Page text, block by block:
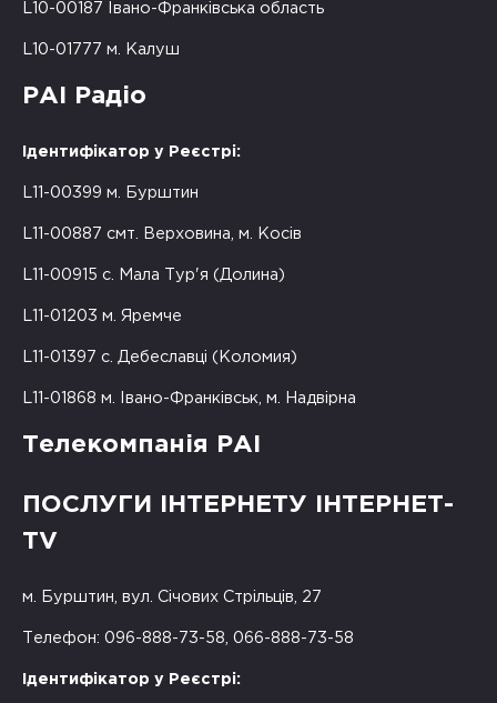
L10-00187 Івано-Франківська область
L10-01777 м. Калуш
РАІ Радіо
Ідентифікатор у Реєстрі:
L11-00399 м. Бурштин
L11-00887 смт. Верховина, м. Косів
L11-00915 с. Мала Тур'я (Долина)
L11-01203 м. Яремче
L11-01397 с. Дебеславці (Коломия)
L11-01868 м. Івано-Франківськ, м. Надвірна
Телекомпанія РАІ
ПОСЛУГИ ІНТЕРНЕТУ ІНТЕРНЕТ-
TV
м. Бурштин, вул. Січових Стрільців, 27
Телефон: 096-888-73-58, 066-888-73-58
Ідентифікатор у Реєстрі: